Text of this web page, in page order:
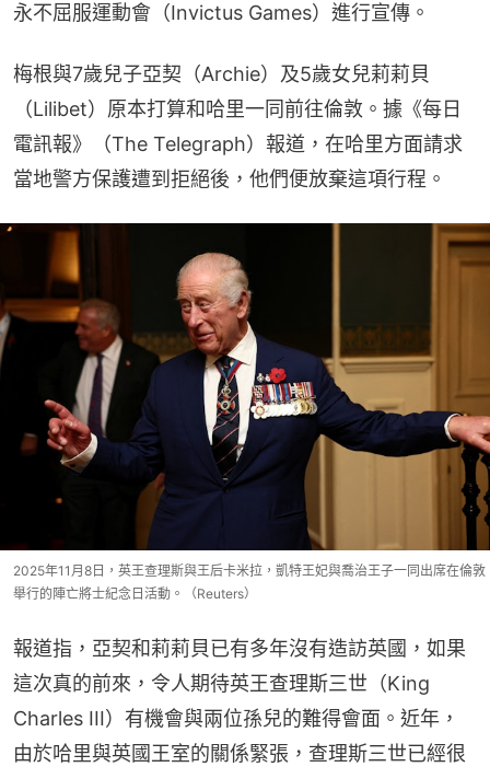
永不屈服運動會（Invictus Games）進行宣傳。
梅根與7歲兒子亞契（Archie）及5歲女兒莉莉貝
（Lilibet）原本打算和哈里一同前往倫敦。據《每日
電訊報》（The Telegraph）報道，在哈里方面請求
當地警方保護遭到拒絕後，他們便放棄這項行程。
2025年11月8日，英王查理斯與王后卡米拉，凱特王妃與喬治王子一同出席在倫敦
舉行的陣亡將士紀念日活動。（Reuters）
報道指，亞契和莉莉貝已有多年沒有造訪英國，如果
這次真的前來，令人期待英王查理斯三世（King
Charles III）有機會與兩位孫兒的難得會面。近年，
由於哈里與英國王室的關係緊張，查理斯三世已經很